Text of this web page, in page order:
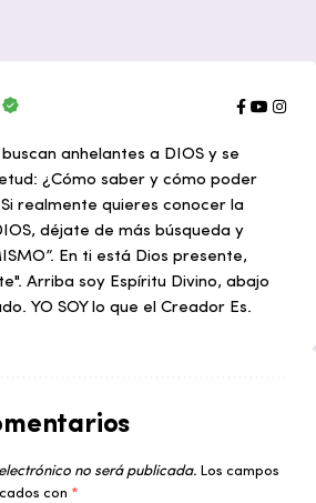
anhelantes a DIOS y se
¿Cómo saber y cómo poder
realmente quieres conocer la
déjate de más búsqueda y
En ti está Dios presente,
Arriba soy Espíritu Divino, abajo
YO SOY lo que el Creador Es.
no será publicada. Los campos
con *